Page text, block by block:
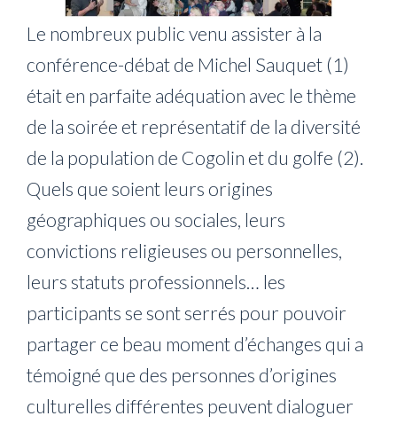
Le nombreux public venu assister à la
conférence-débat de Michel Sauquet (1)
était en parfaite adéquation avec le thème
de la soirée et représentatif de la diversité
de la population de Cogolin et du golfe (2).
Quels que soient leurs origines
géographiques ou sociales, leurs
convictions religieuses ou personnelles,
leurs statuts professionnels… les
participants se sont serrés pour pouvoir
partager ce beau moment d’échanges qui a
témoigné que des personnes d’origines
culturelles différentes peuvent dialoguer